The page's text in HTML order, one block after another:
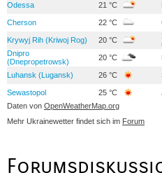
Odessa 21 °C
Cherson 22 °C
Krywyj Rih (Kriwoj Rog) 20 °C
Dnipro
(Dnepropetrowsk)
20 °C
Luhansk (Lugansk) 26 °C
Sewastopol 25 °C
Daten von OpenWeatherMap.org
Mehr Ukrainewetter findet sich im Forum